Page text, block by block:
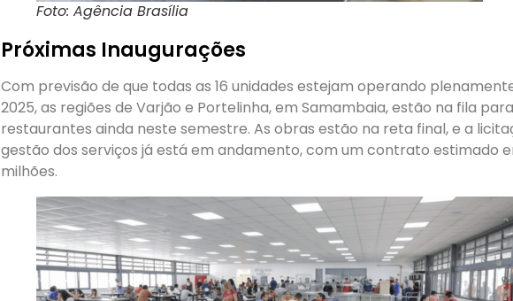
Foto: Agência Brasília
Próximas Inaugurações
Com previsão de que todas as 16 unidades estejam operando
2025, as regiões de Varjão e Portelinha, em Samambaia, estão na fila
restaurantes ainda neste semestre. As obras estão na reta final, e a
gestão dos serviços já está em andamento, com um contrato estimado
milhões.